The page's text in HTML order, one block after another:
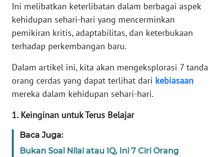
Ini melibatkan keterlibatan dalam berbagai aspek
kehidupan sehari-hari yang mencerminkan
pemikiran kritis, adaptabilitas, dan keterbukaan
terhadap perkembangan baru.
Dalam artikel ini, kita akan mengeksplorasi 7 tanda
orang cerdas yang dapat terlihat dari kebiasaan
mereka dalam kehidupan sehari-hari.
1. Keinginan untuk Terus Belajar
Baca Juga:
Bukan Soal Nilai atau IQ, Ini 7 Ciri Orang
MEDIA
SIBER
REDAKSI
KARIR
DISCLAIMER